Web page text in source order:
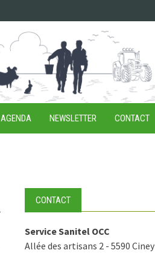
AGENDA NEWSLETTER CONTACT
CONTACT
Service Sanitel OCC
Allée des artisans 2 - 5590 Ciney